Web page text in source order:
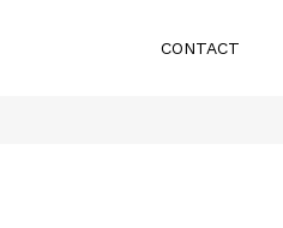
CONTACT